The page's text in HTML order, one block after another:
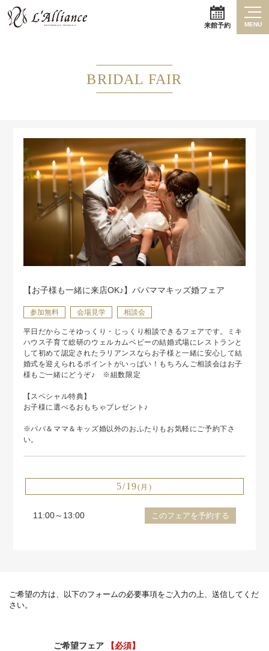
来館予約 MENU
BRIDAL FAIR
【お子様も一緒に来店OK♪】パパママキッズ婚フェア
参加無料 会場見学 相談会
平日だからこそゆっくり・じっくり相談できるフェアです。ミキ
ハウス子育て総研のウェルカムベビーの結婚式場にレストランと
して初めて認定されたラリアンスならお子様と一緒に安心して結
婚式を迎えられるポイントがいっぱい！もちろんご相談会はお子
様もご一緒にどうぞ♪ ※組数限定
【スペシャル特典】
お子様に選べるおもちゃプレゼント♪
※パパ＆ママ＆キッズ婚以外のおふたりもお気軽にご予約下さ
い。
5/19(月)
11:00～13:00 このフェアを予約する